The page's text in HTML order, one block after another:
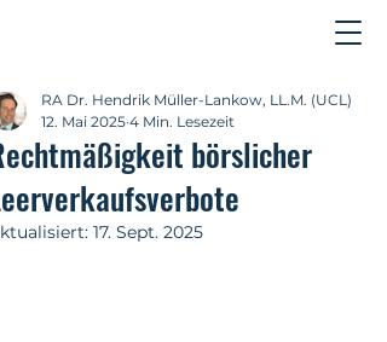
börslicher
RA Dr. Hendrik Müller-Lankow, LL.M. (UCL)
12. Mai 2025 4 Min. Lesezeit
17. Sept. 2025